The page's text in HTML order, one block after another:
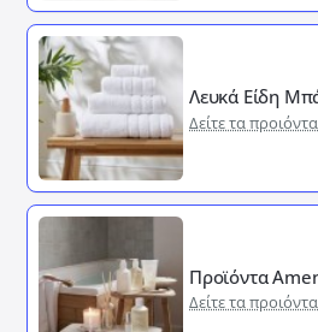
Λευκά Είδη
Δείτε τα προιόντα
Προϊόντα
Δείτε τα προιόντα